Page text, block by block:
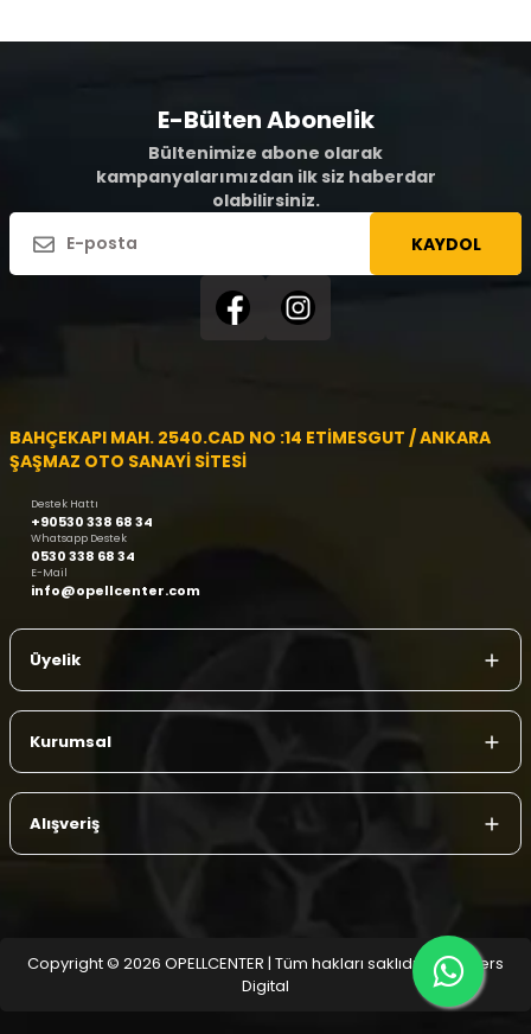
E-Bülten Abonelik
Bültenimize abone olarak
kampanyalarımızdan ilk siz haberdar
olabilirsiniz.
KAYDOL
BAHÇEKAPI MAH. 2540.CAD NO :14 ETİMESGUT / ANKARA
ŞAŞMAZ OTO SANAYİ SİTESİ
Destek Hattı
+90530 338 68 34
Whatsapp Destek
0530 338 68 34
E-Mail
info@opellcenter.com
Üyelik
Kurumsal
Alışveriş
Copyright © 2026 OPELLCENTER | Tüm hakları saklıdır.
| Reliefers
Digital